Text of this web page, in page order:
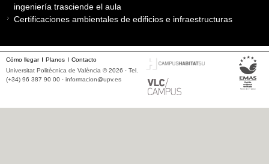
ingeniería trasciende el aula
Certificaciones ambientales de edificios e infraestructuras
Cómo llegar Planos
Contacto
Universitat Politècnica de València © 2026 · Tel.
(+34) 96 387 90 00 · informacion@upv.es